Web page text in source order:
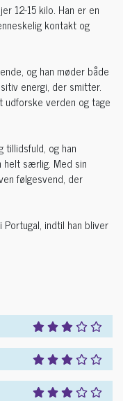
12-15 kilo. Han er en
kontakt og
og han møder både
energi, der smitter.
udforske verden og tage
og han
helt særlig. Med sin
følgesvend, der
indtil han bliver